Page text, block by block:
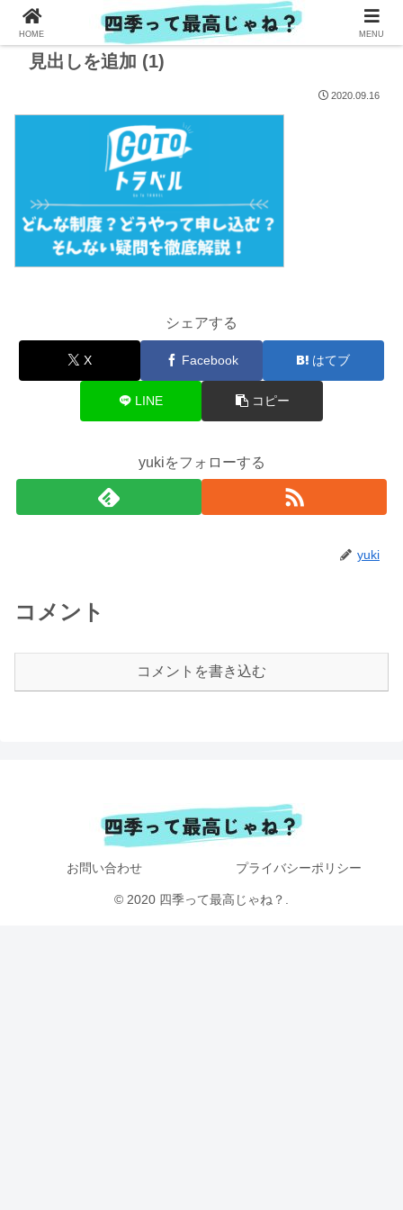
見出しを追加 (1)
2020.09.16
シェアする
X Facebook はてブ
LINE コピー
yukiをフォローする
yuki
コメント
コメントを書き込む
お問い合わせ プライバシーポリシー
© 2020 四季って最高じゃね？.
HOME MENU